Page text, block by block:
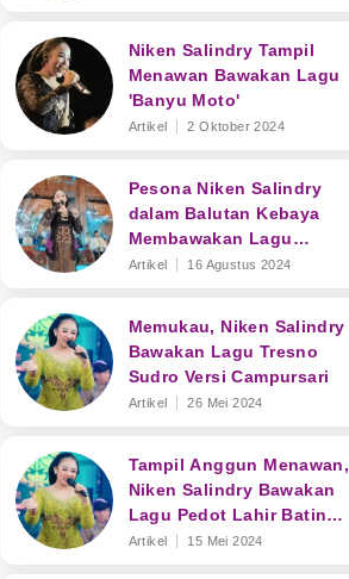
Niken Salindry Tampil
Menawan Bawakan Lagu
'Banyu Moto'
Artikel 2 Oktober 2024
Pesona Niken Salindry
dalam Balutan Kebaya
Membawakan Lagu
'Pujaningsih'
Artikel 16 Agustus 2024
Memukau, Niken Salindry
Bawakan Lagu Tresno
Sudro Versi Campursari
Artikel 26 Mei 2024
Tampil Anggun Menawan,
Niken Salindry Bawakan
Lagu Pedot Lahir Batin
Versi Campursari
Artikel 15 Mei 2024